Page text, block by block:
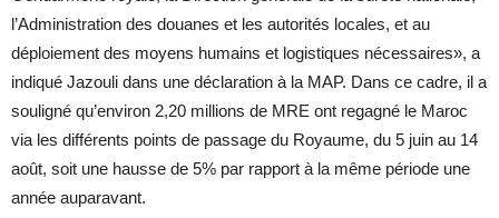
l’Administration des douanes et les autorités locales, et au
déploiement des moyens humains et logistiques nécessaires», a
indiqué Jazouli dans une déclaration à la MAP. Dans ce cadre, il a
souligné qu’environ 2,20 millions de MRE ont regagné le Maroc
via les différents points de passage du Royaume, du 5 juin au 14
août, soit une hausse de 5% par rapport à la même période une
année auparavant.